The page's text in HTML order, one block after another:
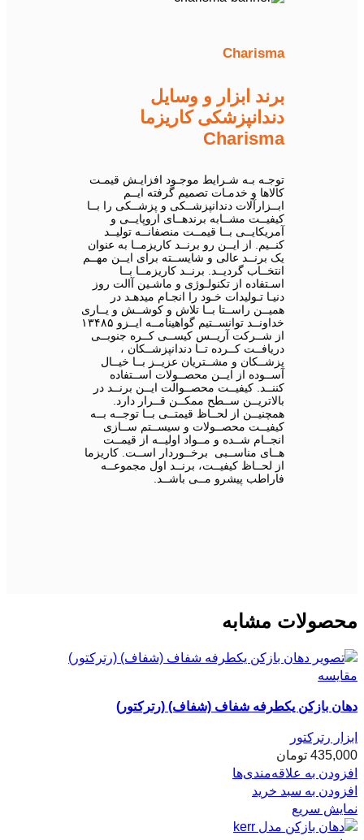
Charisma
برند ابزار و وسایل
دندانپزشکی کاریزما
Charisma
توجـه بـه شـرایط موجـود افزایـش قیمـت
کالاها و خدمـات تصمیم گرفته ایــم
ابــزارآلات دندانپزشــکی و پزشــکی را بــا
کیفیــت مشــابه برندهــای اروپایــی و
آمریکایــی بــا قیمــت منصفانــه تولیــد
کنــیم. از ایــن رو برنــد کاریزمــا به عنوان
یک برنــد عالی و شایســته برای ایــن مهــم
انتخــاب گردیــد. برنــد کاریزمــا بــا
اسـتفاده از تکنولـوژی و ماشـین آالت روز
دنیـا تـولیدات خـود را انجـام میدهـد در
همیــن راســتا بــا تلاش و کوشــش و یــاری
خداونــد توانســتیم گواهینامــه ایــزو ۱۳۴۸۵
از شــرکت آریــس کیســی کــره جنوبــی
دریافــت کــرده تــا دندانپزشــکان ،
پزشــکان و مشــتریان عزیــز بــا خیــال
آســوده از ایــن محصــولات اســتفاده
کننــد. کیفیــت محصــوالت ایــن برنــد در
بالاتریــن ســطح ممکــن قــرار دارد.
همچنیــن از لحــاظ قیمتــی بــا توجــه بــه
کیفیــت محصــولات و سیســتم ســازی
انجــام شــده و مــواد اولیــه از قیمــت
هــای مناســبی برخــوردار اســت. کاریزما
از لحــاظ کیفیــت، برنــد اول مجموعــه
فاراطب پیشرو مــی باشــد.
محصولات مشابه
مقایسه
دهان بازکن یکطرفه شفاف (شفاف) (رترکتور)
ابزار رترکتور
435,000 تومان
افزودن به علاقه‌مندی‌ها
افزودن به سبد خرید
نمایش سریع